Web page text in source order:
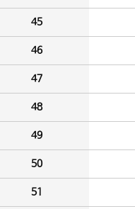
45
46
47
48
49
50
51